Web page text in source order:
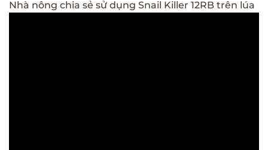
Nhà nông chia sẻ sử dụng Snail Killer 12RB trên lúa